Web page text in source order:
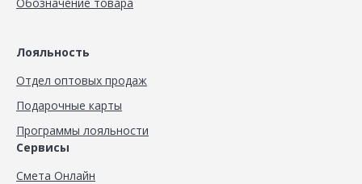
Лояльность
Отдел оптовых продаж
Подарочные карты
Программы лояльности
Сервисы
Смета Онлайн